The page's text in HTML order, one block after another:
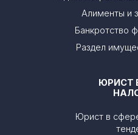
Алименты и
Банкротство
Раздел
ЮРИСТ
Юрист в